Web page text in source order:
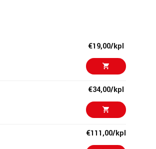
€19,00/kpl
€34,00/kpl
€111,00/kpl